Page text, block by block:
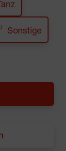
Sonstige